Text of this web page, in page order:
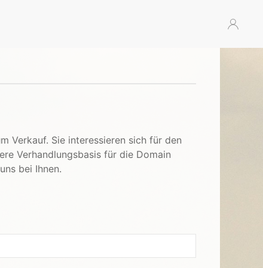
Verkauf. Sie interessieren sich für den
Verhandlungsbasis für die Domain
bei Ihnen.